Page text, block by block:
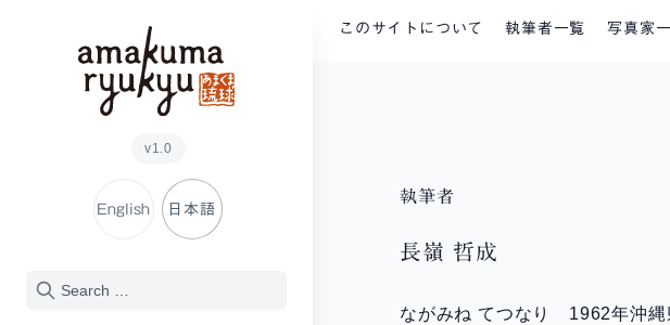
v1.0
English 日本語
このサイトについて 執筆者一覧 写真家
執筆者
長嶺 哲成
ながみね てつなり 1962年沖縄